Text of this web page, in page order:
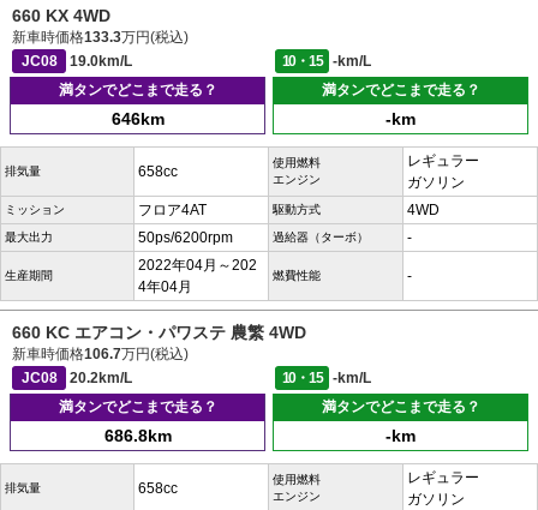
660 KX 4WD
新車時価格133.3万円(税込)
JC08
19.0km/L 10・15
-km/L
満タンでどこまで走る？
646km
満タンでどこまで走る？
-km
排気量 658cc
使用燃料
エンジン
レギュラー
ガソリン
ミッション フロア4AT 駆動方式 4WD
最大出力 50ps/6200rpm 過給器（ターボ） -
生産期間
2022年04月～202
4年04月
燃費性能 -
660 KC エアコン・パワステ 農繁 4WD
新車時価格106.7万円(税込)
JC08
20.2km/L 10・15
-km/L
満タンでどこまで走る？
686.8km
満タンでどこまで走る？
-km
排気量 658cc
使用燃料
エンジン
レギュラー
ガソリン